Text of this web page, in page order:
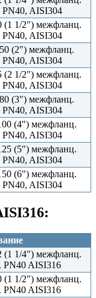
AISI304
(1 1/2") межфланц.
AISI304
(2") межфланц.
AISI304
(2 1/2") межфланц.
AISI304
(3") межфланц.
AISI304
(4") межфланц.
AISI304
(5") межфланц.
AISI304
(6") межфланц.
AISI304
(1 1/4") межфланц.
PN40 AISI316
(1 1/2") межфланц.
PN40 AISI316